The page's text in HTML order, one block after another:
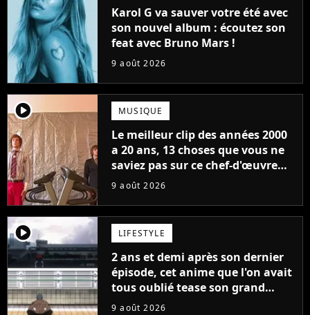
Karol G va sauver votre été avec
son nouvel album : écoutez son
feat avec Bruno Mars !
9 août 2026
player2 MUSIQUE
Le meilleur clip des années 2000
a 20 ans, 13 choses que vous ne
saviez pas sur ce chef-d'œuvre
qui a révolutionné YouTube
9 août 2026
player2 LIFESTYLE
2 ans et demi après son dernier
épisode, cet anime que l'on avait
tous oublié tease son grand
retour
9 août 2026